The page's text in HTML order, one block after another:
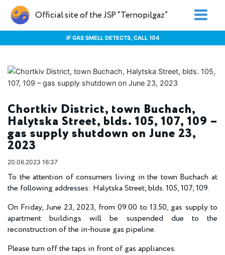
Official site of the JSP “Ternopilgaz”
IF GAS SMELL DETECTS, CALL 104
Chortkiv District, town Buchach,
Halytska Street, blds. 105, 107, 109 –
gas supply shutdown on June 23,
2023
20.06.2023 16:37
To the attention of consumers living in the town Buchach at
the following addresses: Halytska Street, blds. 105, 107, 109.
On Friday, June 23, 2023, from 09.00 to 13.50, gas supply to
apartment buildings will be suspended due to the
reconstruction of the in-house gas pipeline.
Please turn off the taps in front of gas appliances.